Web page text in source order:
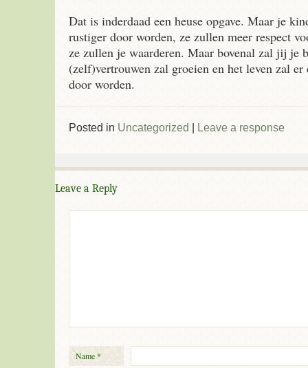
Dat is inderdaad een heuse opgave. Maar je
rustiger door worden, ze zullen meer respect
ze zullen je waarderen. Maar bovenal zal jij je
(zelf)vertrouwen zal groeien en het leven zal er
door worden.
Posted in Uncategorized Leave a response
Leave a Reply
Name*